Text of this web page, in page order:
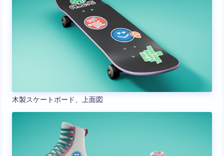
木製スケートボード、上面図